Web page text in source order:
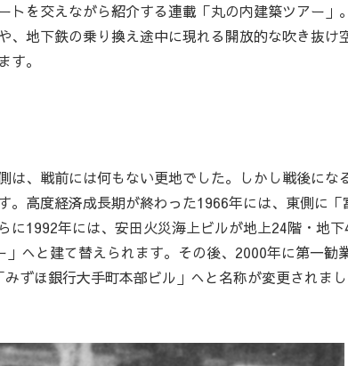
を交えながら紹介する連載「丸の内建築ツアー」
、地下鉄の乗り換え途中に現れる開放的な吹き抜け
。
、戦前には何もない更地でした。しかし戦後になる
高度経済成長期が終わった1966年には、東側に「
1992年には、安田火災海上ビルが地上24階・地下4
へと建て替えられます。その後、2000年に第一勧
ずほ銀行大手町本部ビル」へと名称が変更されまし